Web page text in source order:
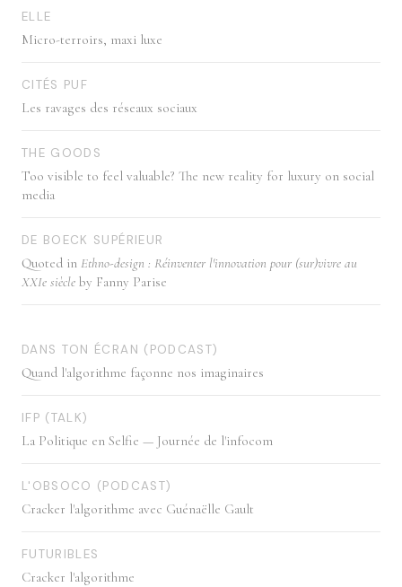
ELLE
Micro-terroirs, maxi luxe
CITÉS PUF
Les ravages des réseaux sociaux
THE GOODS
Too visible to feel valuable? The new reality for luxury on social
media
DE BOECK SUPÉRIEUR
Quoted in Ethno-design : Réinventer l'innovation pour (sur)vivre au
XXIe siècle by Fanny Parise
DANS TON ÉCRAN (PODCAST)
Quand l'algorithme façonne nos imaginaires
IFP (TALK)
La Politique en Selfie — Journée de l'infocom
L'OBSOCO (PODCAST)
Cracker l'algorithme avec Guénaëlle Gault
FUTURIBLES
Cracker l'algorithme